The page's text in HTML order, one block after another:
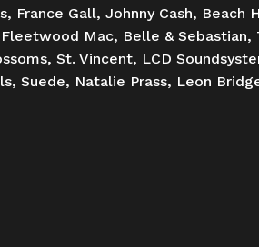
Gall, Johnny Cash, Beach
Mac, Belle & Sebastian,
St. Vincent, LCD
Suede, Natalie Prass, Leon